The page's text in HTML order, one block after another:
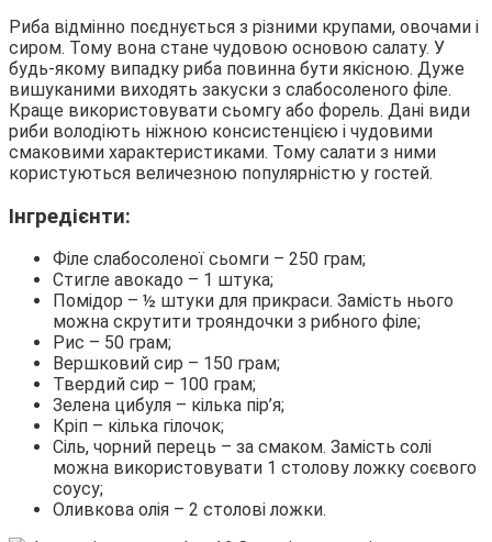
Риба відмінно поєднується з різними крупами, овочами і
сиром. Тому вона стане чудовою основою салату. У
будь-якому випадку риба повинна бути якісною. Дуже
вишуканими виходять закуски з слабосоленого філе.
Краще використовувати сьомгу або форель. Дані види
риби володіють ніжною консистенцією і чудовими
смаковими характеристиками. Тому салати з ними
користуються величезною популярністю у гостей.
Інгредієнти:
Філе слабосоленої сьомги – 250 грам;
Стигле авокадо – 1 штука;
Помідор – ½ штуки для прикраси. Замість нього
можна скрутити трояндочки з рибного філе;
Рис – 50 грам;
Вершковий сир – 150 грам;
Твердий сир – 100 грам;
Зелена цибуля – кілька пір’я;
Кріп – кілька гілочок;
Сіль, чорний перець – за смаком. Замість солі
можна використовувати 1 столову ложку соєвого
соусу;
Оливкова олія – 2 столові ложки.